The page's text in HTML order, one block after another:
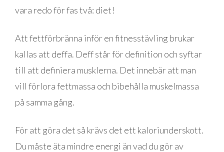
vara redo för fas två: diet!
Att fettförbränna inför en fitnesstävling brukar
kallas att deffa. Deff står för definition och syftar
till att definiera musklerna. Det innebär att man
vill förlora fettmassa och bibehålla muskelmassa
på samma gång.
För att göra det så krävs det ett kaloriunderskott.
Du måste äta mindre energi än vad du gör av